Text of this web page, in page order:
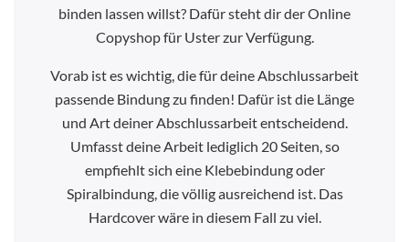
binden lassen willst? Dafür steht dir der Online
Copyshop für Uster zur Verfügung.
Vorab ist es wichtig, die für deine Abschlussarbeit
passende Bindung zu finden! Dafür ist die Länge
und Art deiner Abschlussarbeit entscheidend.
Umfasst deine Arbeit lediglich 20 Seiten, so
empfiehlt sich eine Klebebindung oder
Spiralbindung, die völlig ausreichend ist. Das
Hardcover wäre in diesem Fall zu viel.